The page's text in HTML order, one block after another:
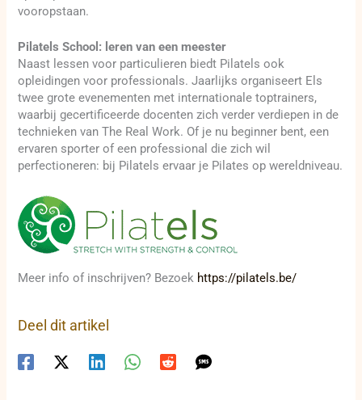
vooropstaan.
Pilatels School: leren van een meester
Naast lessen voor particulieren biedt Pilatels ook
opleidingen voor professionals. Jaarlijks organiseert Els
twee grote evenementen met internationale toptrainers,
waarbij gecertificeerde docenten zich verder verdiepen in de
technieken van The Real Work. Of je nu beginner bent, een
ervaren sporter of een professional die zich wil
perfectioneren: bij Pilatels ervaar je Pilates op wereldniveau.
Meer info of inschrijven? Bezoek https://pilatels.be/
Deel dit artikel